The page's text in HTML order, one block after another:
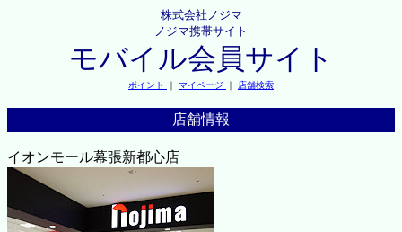
株式会社ノジマ
ノジマ携帯サイト
モバイル会員サイト
ポイント ｜ マイページ ｜ 店舗検索
店舗情報
イオンモール幕張新都心店